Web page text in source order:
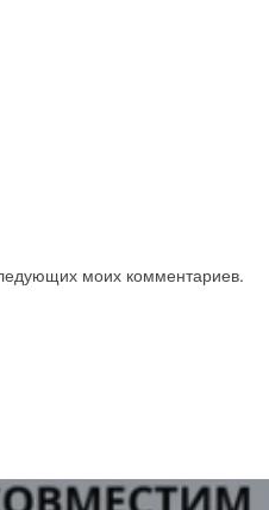
моих комментариев.